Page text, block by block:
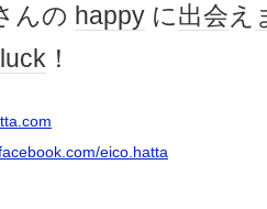
んの happy に出会え
！
eico.hatta